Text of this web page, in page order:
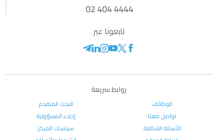
تابعونا عبر
02 404 4444
روابط سريعة
الوظائف
تواصل معنا
الأسئلة الشائعة
البحث المتقدم
إخلاء المسؤولية
سياسات المركز